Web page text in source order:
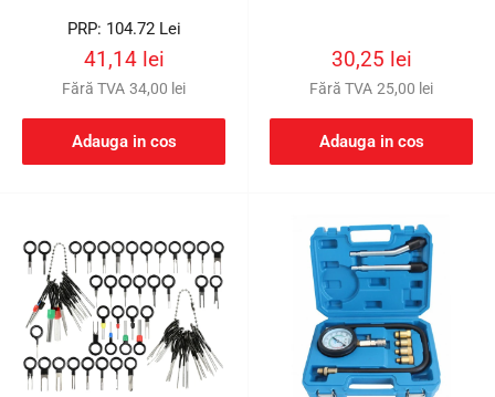
Preț
PRP: 104.72 Lei
Preț
redus
41,14 lei
Fără TVA 34,00 lei
Adauga in cos
Preț
redus
30,25 lei
Fără TVA 25,00 lei
Adauga in cos